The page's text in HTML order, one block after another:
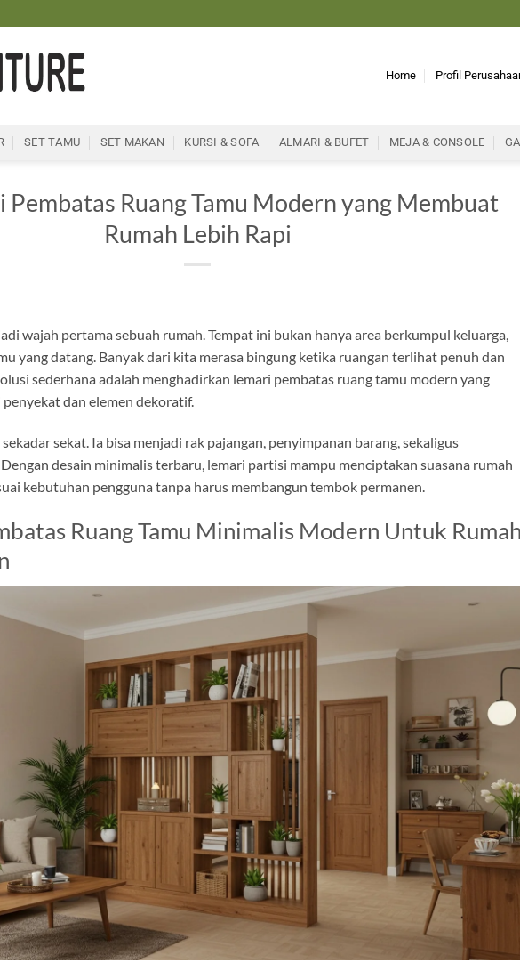
Home Profil
SET TAMU SET MAKAN KURSI & SOFA ALMARI & BUFET MEJA & CONSOLE
Pembatas Ruang Tamu Modern yang Membuat
Rumah Lebih Rapi
wajah pertama sebuah rumah. Tempat ini bukan hanya area berkumpul keluarga,
yang datang. Banyak dari kita merasa bingung ketika ruangan terlihat penuh dan
sederhana adalah menghadirkan lemari pembatas ruang tamu modern yang
dan elemen dekoratif.
sekat. Ia bisa menjadi rak pajangan, penyimpanan barang, sekaligus
desain minimalis terbaru, lemari partisi mampu menciptakan suasana rumah
kebutuhan pengguna tanpa harus membangun tembok permanen.
Ruang Tamu Minimalis Modern Untuk